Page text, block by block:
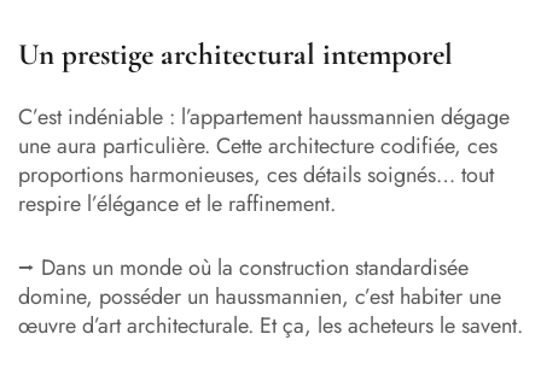
Un prestige architectural intemporel
C’est indéniable : l’appartement haussmannien dégage
une aura particulière. Cette architecture codifiée, ces
proportions harmonieuses, ces détails soignés… tout
respire l’élégance et le raffinement.
⭢ Dans un monde où la construction standardisée
domine, posséder un haussmannien, c’est habiter une
œuvre d’art architecturale. Et ça, les acheteurs le savent.